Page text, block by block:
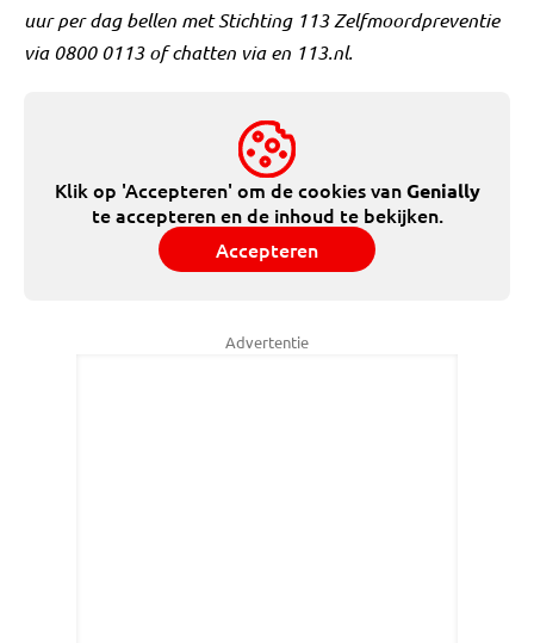
uur per dag bellen met Stichting 113 Zelfmoordpreventie
via 0800 0113 of chatten via en 113.nl.
Klik op 'Accepteren' om de cookies vanGenially
te accepteren en de inhoud te bekijken.
Accepteren
Advertentie